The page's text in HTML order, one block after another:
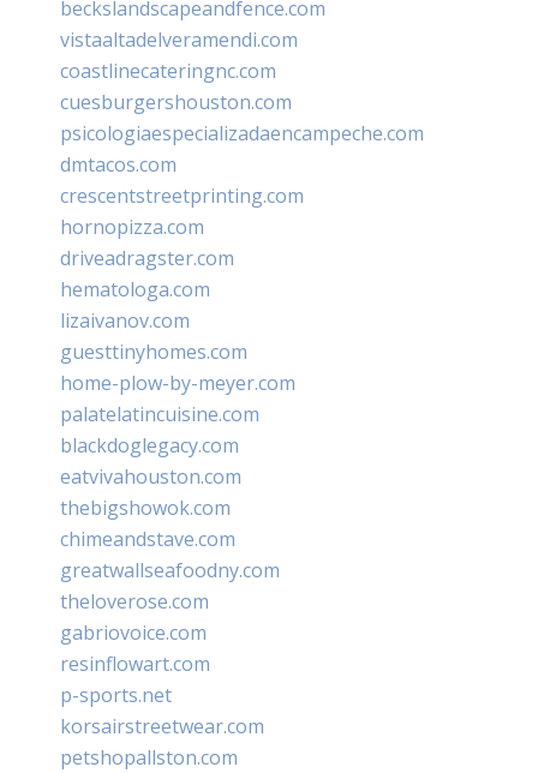
beckslandscapeandfence.com
vistaaltadelveramendi.com
coastlinecateringnc.com
cuesburgershouston.com
psicologiaespecializadaencampeche.com
dmtacos.com
crescentstreetprinting.com
hornopizza.com
driveadragster.com
hematologa.com
lizaivanov.com
guesttinyhomes.com
home-plow-by-meyer.com
palatelatincuisine.com
blackdoglegacy.com
eatvivahouston.com
thebigshowok.com
chimeandstave.com
greatwallseafoodny.com
theloverose.com
gabriovoice.com
resinflowart.com
p-sports.net
korsairstreetwear.com
petshopallston.com